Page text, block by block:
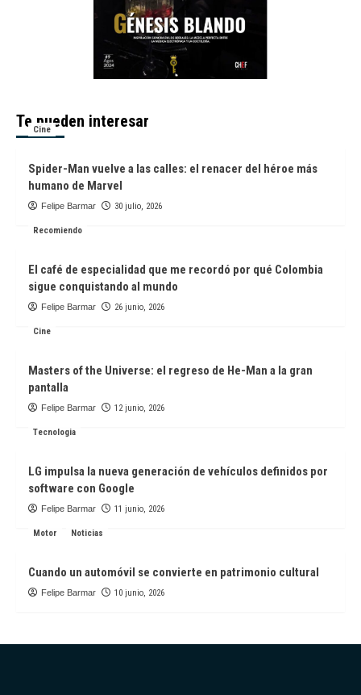
Te pueden interesar
Cine
Spider-Man vuelve a las calles: el renacer del héroe más
humano de Marvel
Felipe Barmar 30 julio, 2026
Recomiendo
El café de especialidad que me recordó por qué Colombia
sigue conquistando al mundo
Felipe Barmar 26 junio, 2026
Cine
Masters of the Universe: el regreso de He-Man a la gran
pantalla
Felipe Barmar 12 junio, 2026
Tecnologia
LG impulsa la nueva generación de vehículos definidos por
software con Google
Felipe Barmar 11 junio, 2026
Motor Noticias
Cuando un automóvil se convierte en patrimonio cultural
Felipe Barmar 10 junio, 2026